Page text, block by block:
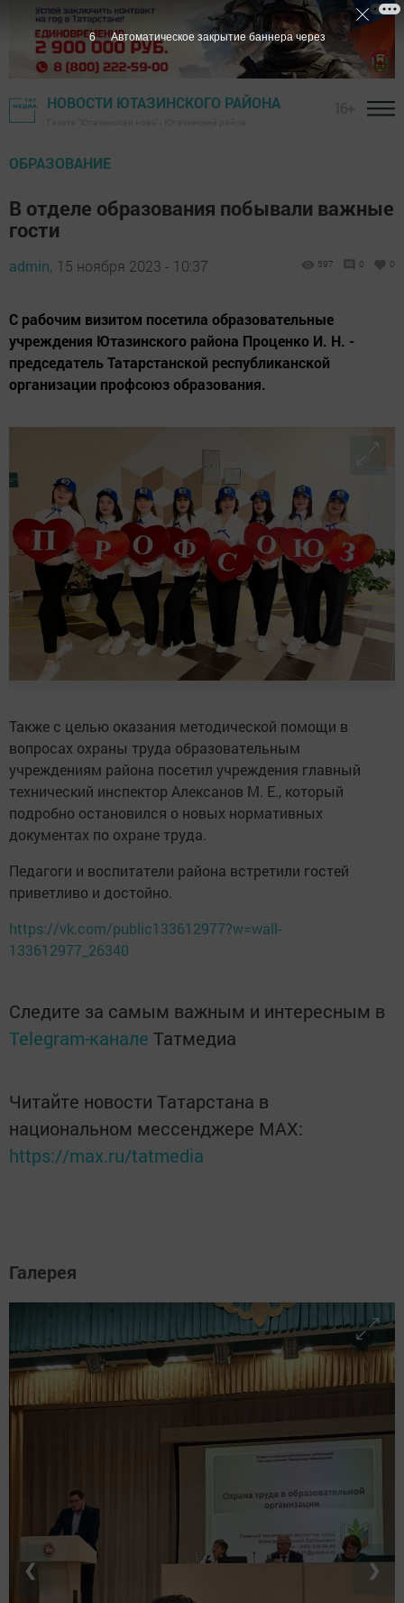
НОВОСТИ ЮТАЗИНСКОГО РАЙОНА
ОБРАЗОВАНИЕ
В отделе образования побывали важные
гости
admin, 15 ноября 2023 - 10:37 597 0 0
С рабочим визитом посетила образовательные
учреждения Ютазинского района Проценко И. Н. -
председатель Татарстанской республиканской
организации профсоюз образования.
Также с целью оказания методической помощи в
вопросах охраны труда образовательным
учреждениям района посетил учреждения главный
технический инспектор Алексанов М. Е., который
подробно остановился о новых нормативных
документах по охране труда.
Педагоги и воспитатели района встретили гостей
приветливо и достойно.
https://vk.com/public133612977?w=wall-
133612977_26340
Следите за самым важным и интересным в
Telegram-канале Татмедиа
Читайте новости Татарстана в
национальном мессенджере MАХ:
https://max.ru/tatmedia
Галерея
❮ ❯
4 Автоматическое закрытие баннера через